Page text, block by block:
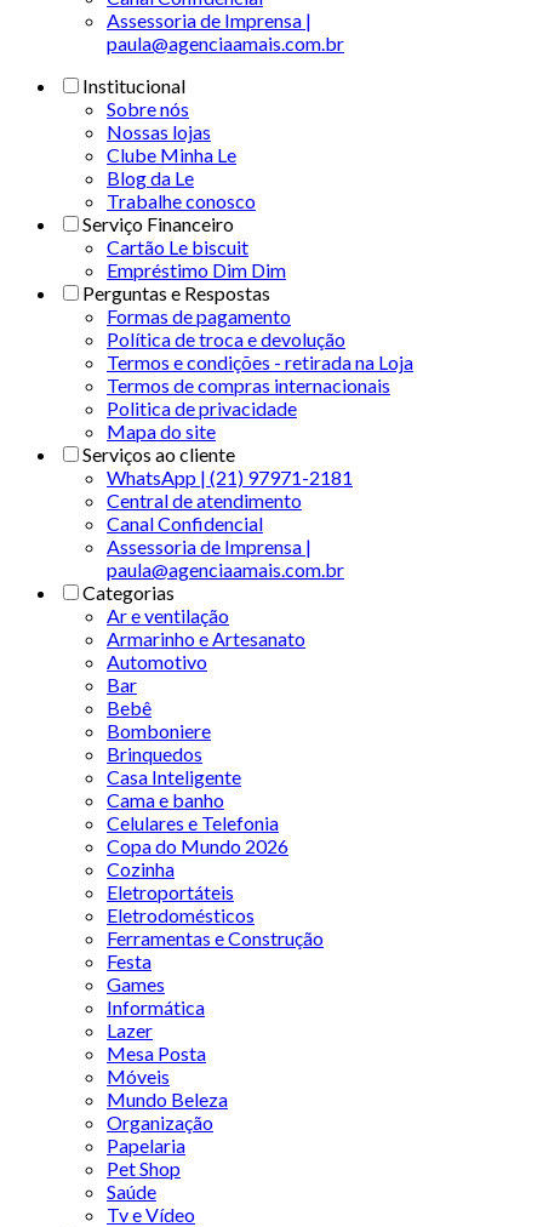
Assessoria de Imprensa |
paula@agenciaamais.com.br
Institucional
Sobre nós
Nossas lojas
Clube Minha Le
Blog da Le
Trabalhe conosco
Serviço Financeiro
Cartão Le biscuit
Empréstimo Dim Dim
Perguntas e Respostas
Formas de pagamento
Política de troca e devolução
Termos e condições - retirada na Loja
Termos de compras internacionais
Politica de privacidade
Mapa do site
Serviços ao cliente
WhatsApp | (21) 97971-2181
Central de atendimento
Canal Confidencial
Assessoria de Imprensa |
paula@agenciaamais.com.br
Categorias
Ar e ventilação
Armarinho e Artesanato
Automotivo
Bar
Bebê
Bomboniere
Brinquedos
Casa Inteligente
Cama e banho
Celulares e Telefonia
Copa do Mundo 2026
Cozinha
Eletroportáteis
Eletrodomésticos
Ferramentas e Construção
Festa
Games
Informática
Lazer
Mesa Posta
Móveis
Mundo Beleza
Organização
Papelaria
Pet Shop
Saúde
Tv e Vídeo